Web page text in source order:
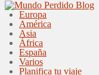
Europa
América
Asia
África
España
Varios
Planifica tu viaje